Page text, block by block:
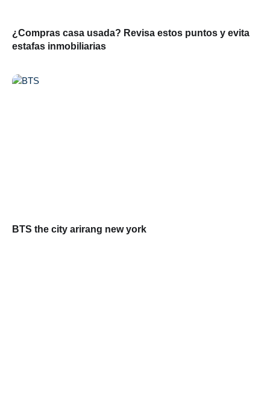
¿Compras casa usada? Revisa estos puntos y evita
estafas inmobiliarias
BTS the city arirang new york